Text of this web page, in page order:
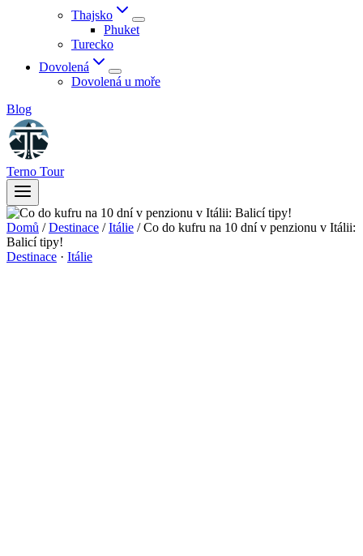
Thajsko
Phuket
Turecko
Dovolená
Dovolená u moře
Blog
Terno Tour
Domů / Destinace / Itálie / Co do kufru na 10 dní v penzionu v Itálii:
Balicí tipy!
Destinace · Itálie